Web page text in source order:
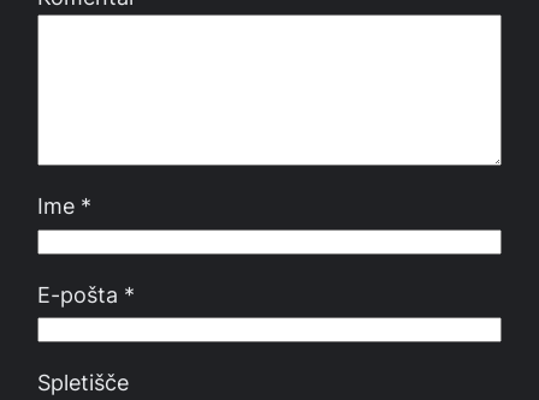
Ime *
E-pošta *
Spletišče